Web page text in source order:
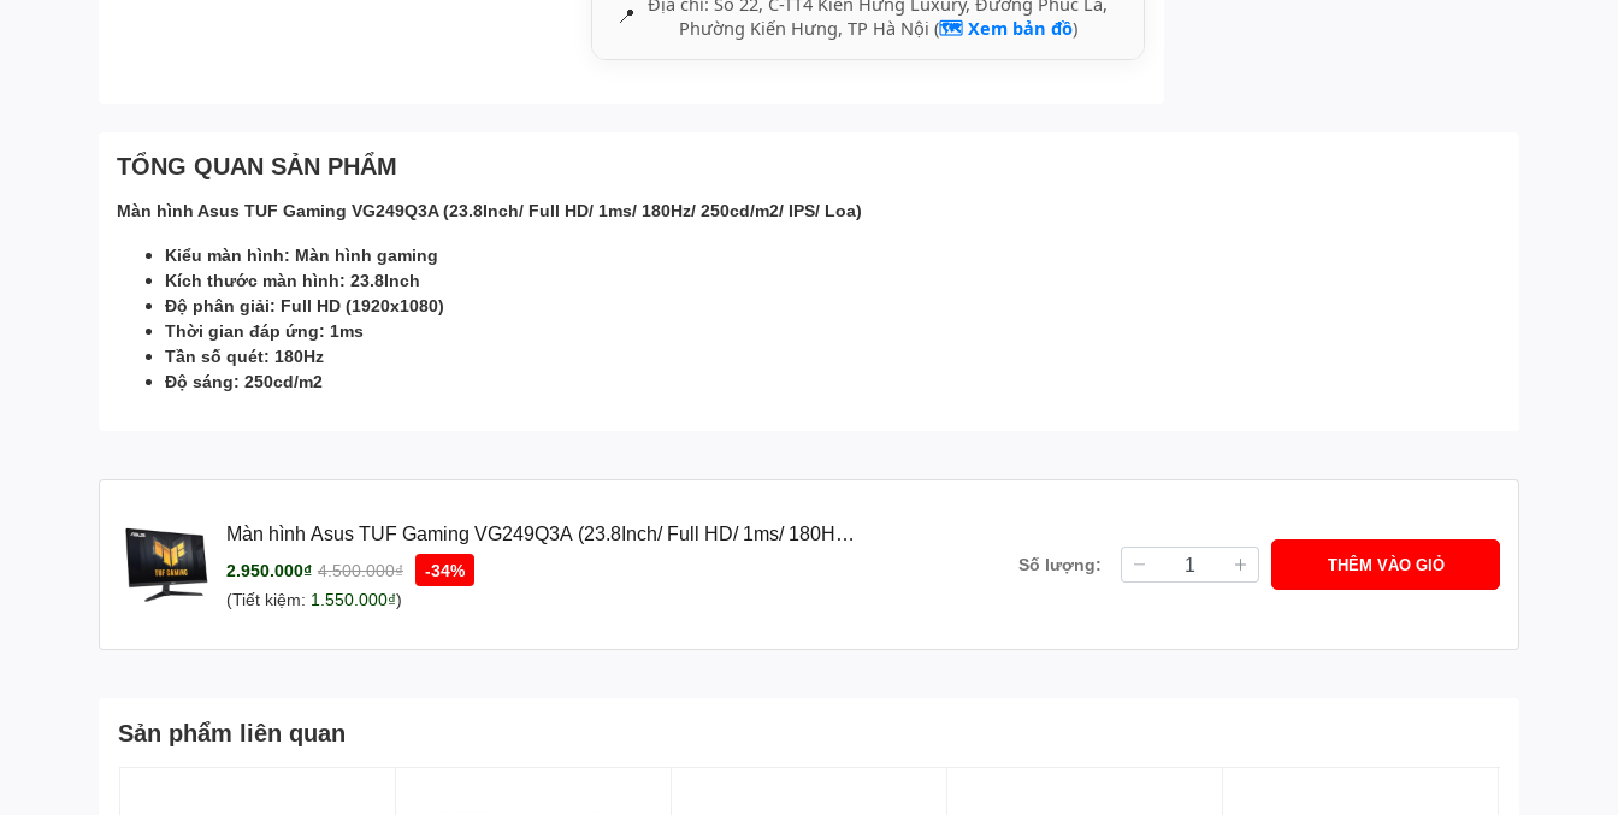
📍
Phường Kiến Hưng, TP Hà Nội (🗺️ Xem bản đồ)
TỔNG QUAN SẢN PHẨM
Màn hình Asus TUF Gaming VG249Q3A (23.8Inch/ Full HD/ 1ms/ 180Hz/ 250cd/m2/ IPS/ Loa)
Kiểu màn hình: Màn hình gaming
Kích thước màn hình: 23.8Inch
Độ phân giải: Full HD (1920x1080)
Thời gian đáp ứng: 1ms
Tần số quét: 180Hz
Độ sáng: 250cd/m2
Màn hình Asus TUF Gaming VG249Q3A (23.8Inch/ Full HD/ 1ms/ 180Hz/
250cd/m2/ IPS/ Loa)
2.950.000₫ 4.500.000₫
-34%
(Tiết kiệm: 1.550.000₫)
Số lượng: THÊM VÀO GIỎ
Sản phẩm liên quan